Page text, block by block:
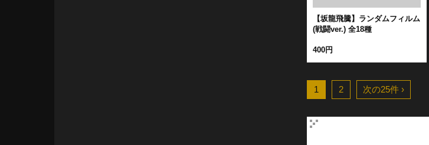
【坂龍飛騰】ランダムフィルム
(戦闘ver.) 全18種
400円
1 2 次の25件 ›